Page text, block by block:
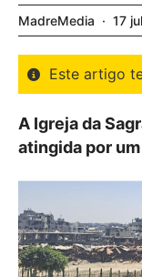
MadreMedia 17 jul
Este artigo
A Igreja da
atingida por